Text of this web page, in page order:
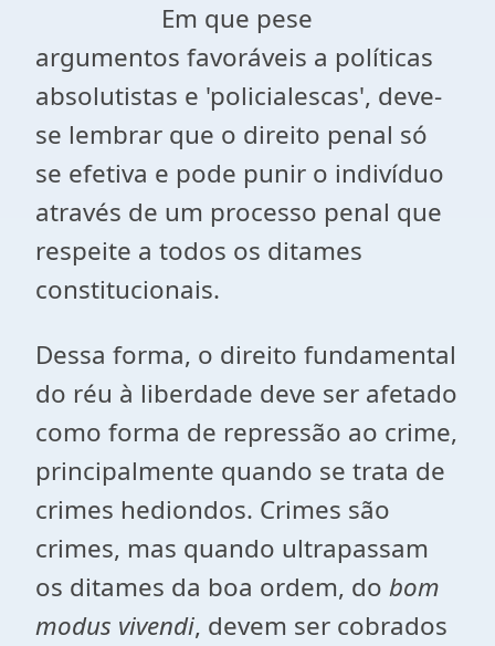
Em que pese
argumentos favoráveis a políticas
absolutistas e 'policialescas', deve-
se lembrar que o direito penal só
se efetiva e pode punir o indivíduo
através de um processo penal que
respeite a todos os ditames
constitucionais.
Dessa forma, o direito fundamental
do réu à liberdade deve ser afetado
como forma de repressão ao crime,
principalmente quando se trata de
crimes hediondos. Crimes são
crimes, mas quando ultrapassam
os ditames da boa ordem, do bom
modus vivendi, devem ser cobrados